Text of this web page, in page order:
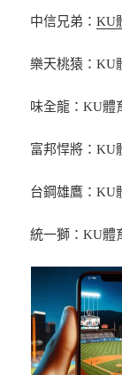
中信兄弟：KU
樂天桃猿：KU
味全龍：KU體
富邦悍將：KU
台鋼雄鷹：KU
統一獅：KU體